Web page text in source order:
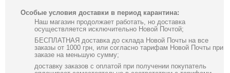
Особые условия доставки в период карантина:
Наш магазин продолжает работать, но доставка
осуществляется исключительно Новой Почтой;
БЕСПЛАТНАЯ доставка до склада Новой Почты на все
заказы от 1000 грн, или согласно тарифам Новой Почты при
заказе на меньшую сумму;
доставку заказов с оплатой при получении покупатель